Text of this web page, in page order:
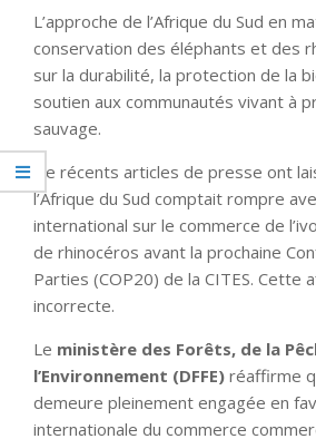
L’approche de l’Afrique du Sud en
conservation des éléphants et des
sur la durabilité, la protection de la
soutien aux communautés vivant à
sauvage.
De récents articles de presse ont
l’Afrique du Sud comptait rompre
international sur le commerce de
de rhinocéros avant la prochaine
Parties (COP20) de la CITES. Cette
incorrecte.
Le ministère des Forêts, de la
l’Environnement (DFFE) réaffirme
demeure pleinement engagée en
internationale du commerce